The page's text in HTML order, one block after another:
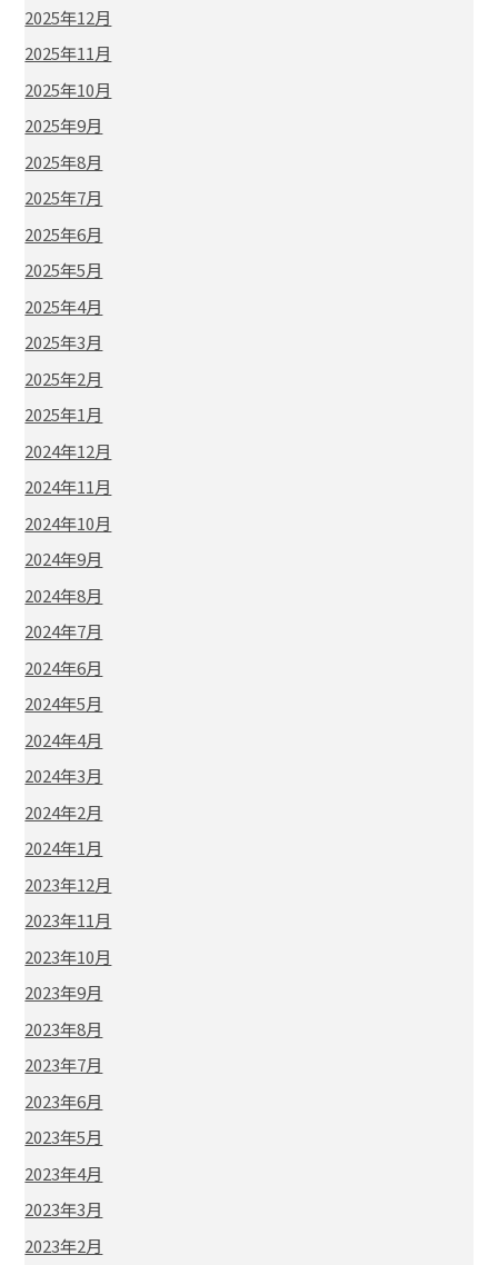
2025年12月
2025年11月
2025年10月
2025年9月
2025年8月
2025年7月
2025年6月
2025年5月
2025年4月
2025年3月
2025年2月
2025年1月
2024年12月
2024年11月
2024年10月
2024年9月
2024年8月
2024年7月
2024年6月
2024年5月
2024年4月
2024年3月
2024年2月
2024年1月
2023年12月
2023年11月
2023年10月
2023年9月
2023年8月
2023年7月
2023年6月
2023年5月
2023年4月
2023年3月
2023年2月